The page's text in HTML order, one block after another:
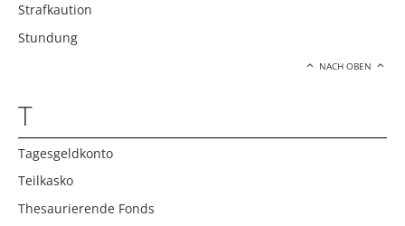
Strafkaution
Stundung
NACH OBEN
T
Tagesgeldkonto
Teilkasko
Thesaurierende Fonds